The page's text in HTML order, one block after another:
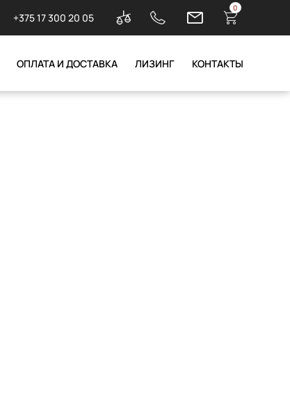
+375 17 300 20 05
0
ОПЛАТА И ДОСТАВКА ЛИЗИНГ КОНТАКТЫ